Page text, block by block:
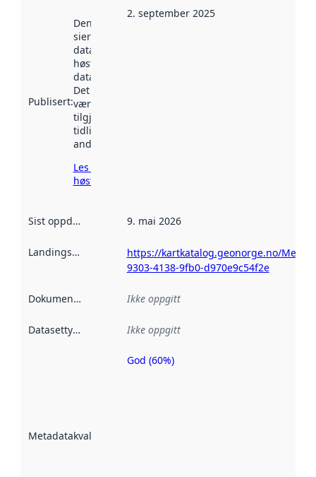
Publisert:
Denne datoen
sier når
datasettet ble
høstet av
data.norge.no.
Det kan ha
vært
tilgjengelig
tidligere
andre steder.
Les mer om
høsting her
2. september 2025
Sist oppdatert 9. mai 2026
Landingsside
https://kartkatalog.geonorge.no/
9303-4138-9fb0-d970e9c54f2e
Dokumentasjon Ikke oppgitt
Datasettype Ikke oppgitt
Metadatakvalitet
Metadatakvalitet
God (60%)